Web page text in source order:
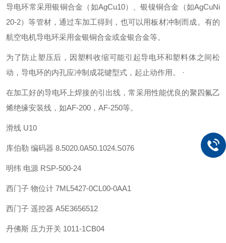
导电环常采用银铜合金（如AgCu10）、银镍铜合金（如AgCuNi
20-2）等管材，通过车加工得到，也可以用板材冲制而成。有的
航空电机导电环采用金银铜合金或金银合金等。
为了防止塑压后，因塑料收缩可能引起导电环和塑料体之间松
动，导电环的内孔应冲制成花键型式，起止动作用。 ·
在加工好的导电环上焊接的引出线，常采用性能优良的聚四氟乙
烯绝缘安装线，如AF-200，AF-250等。
滑线 U10
库伯勒 编码器 8.5020.0A50.1024.S076
明纬 电源 RSP-500-24
西门子 物位计 7ML5427-0CL00-0AA1
西门子 遥控器 A5E3656512
丹佛斯 压力开关 1011-1CB04